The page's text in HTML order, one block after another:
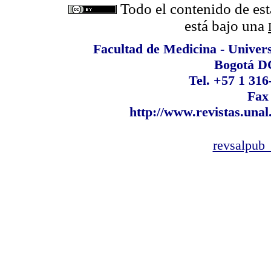
Todo el contenido de
está bajo una
Facultad de Medicina -
Bogotá
Tel. +57 1
Fax
http://